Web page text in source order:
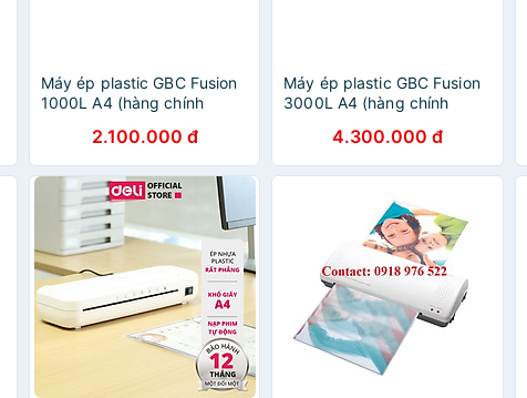
Máy ép plastic GBC Fusion
1000L A4 (hàng chính
2.100.000 đ
Máy ép plastic GBC Fusion
3000L A4 (hàng chính
4.300.000 đ